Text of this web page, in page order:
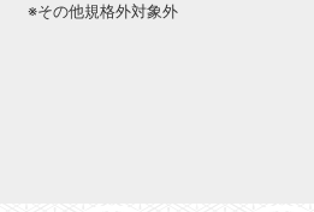
※その他規格外対象外